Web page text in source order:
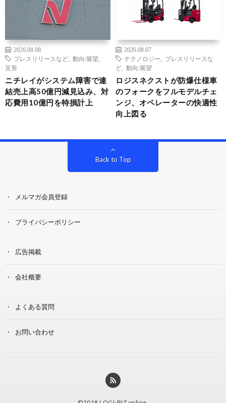
2026.08.08
プレスリリースなど
動向/展望
災害
ニチレイがシステム障害で連
結売上高50億円減見込み、対
応費用10億円を特損計上
2026.08.07
テクノロジー
プレスリリースな
ど
動向/展望
ロジスネクストが防爆仕様車
のフォークをフルモデルチェ
ンジ、オペレーターの快適性
向上図る
Back to Top
メルマガ会員登録
プライバシーポリシー
広告掲載
会社概要
よくある質問
お問い合わせ